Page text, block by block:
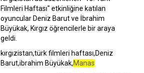
Filmleri Haftası" etkinliğine katılan
oyuncular Deniz Barut ve İbrahim
Büyükak, Kırgız öğrencilerle bir araya
geldi.
kırgızistan,türk filmleri haftası,Deniz
Barut,ibrahim Büyükak,Manas